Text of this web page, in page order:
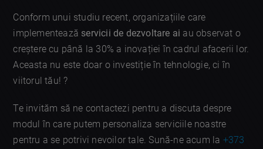
Conform unui studiu recent, organizațiile care
implementează servicii de dezvoltare ai au observat o
creștere cu până la 30% a inovației în cadrul afacerii lor.
Aceasta nu este doar o investiție în tehnologie, ci în
viitorul tău! ?
Te invităm să ne contactezi pentru a discuta despre
modul în care putem personaliza serviciile noastre
pentru a se potrivi nevoilor tale. Sună-ne acum la +373